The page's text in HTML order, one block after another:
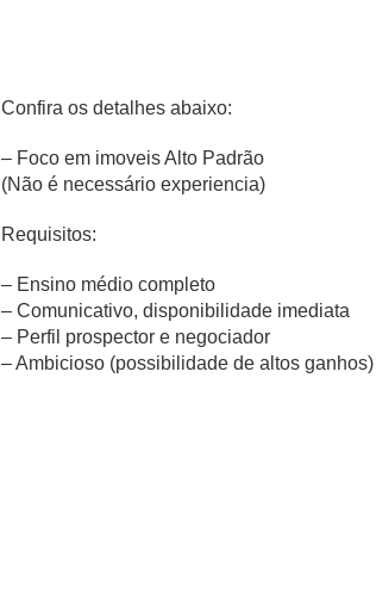
Confira os detalhes abaixo:
– Foco em imoveis Alto Padrão
(Não é necessário experiencia)
Requisitos:
– Ensino médio completo
– Comunicativo, disponibilidade imediata
– Perfil prospector e negociador
– Ambicioso (possibilidade de altos ganhos)